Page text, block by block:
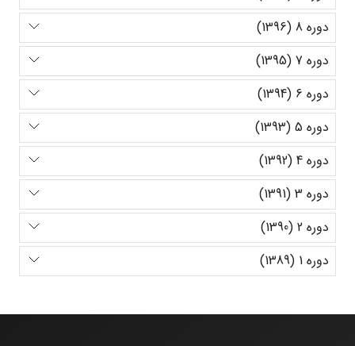
دوره 8 (1396)
دوره 7 (1395)
دوره 6 (1394)
دوره 5 (1393)
دوره 4 (1392)
دوره 3 (1391)
دوره 2 (1390)
دوره 1 (1389)